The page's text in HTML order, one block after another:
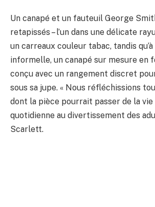
Un canapé et un fauteuil George
retapissés – l’un dans une délicate
un carreaux couleur tabac, tandis
informelle, un canapé sur mesure en
conçu avec un rangement discret
sous sa jupe. « Nous réfléchissions
dont la pièce pourrait passer de la
quotidienne au divertissement des
Scarlett.